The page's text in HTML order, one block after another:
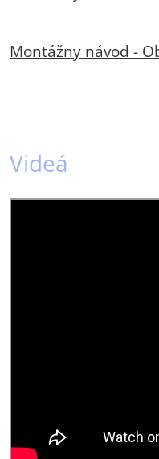
Montážny návod -
Videá